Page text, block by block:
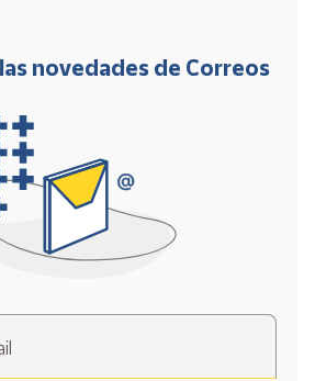
novedades de Correos